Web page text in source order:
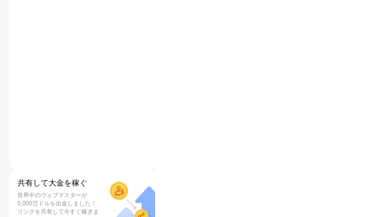
共有して大金を稼ぐ
世界中のウェブマスターが
5,000万ドルを出金しました！
リンクを共有して今すぐ稼ぎま